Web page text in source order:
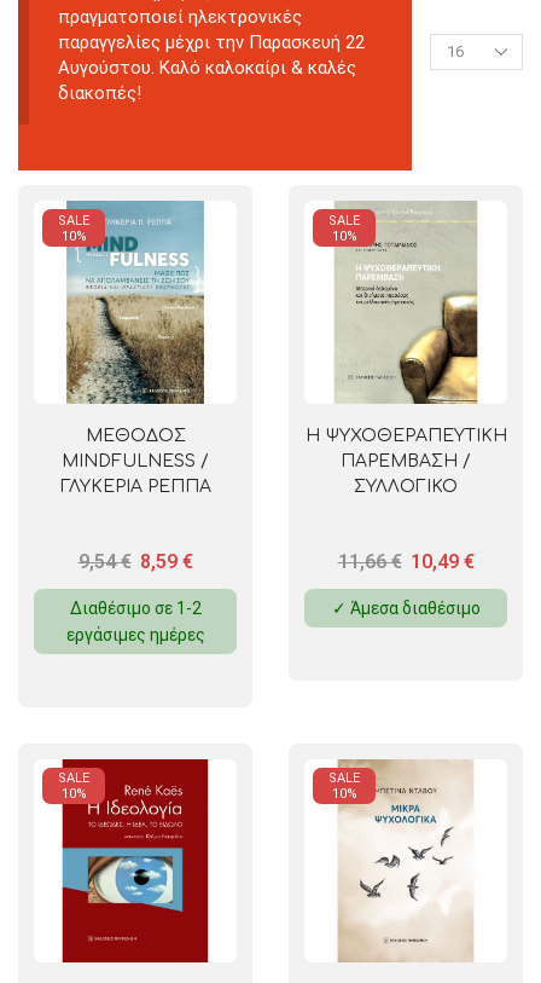
πραγματοποιεί ηλεκτρονικές
παραγγελίες μέχρι την Παρασκευή 22
Αυγούστου. Καλό καλοκαίρι & καλές
διακοπές!
SALE
10%
ΜΕΘΟΔΟΣ
MINDFULNESS /
ΓΛΥΚΕΡΙΑ ΡΕΠΠΑ
9,54€ 8,59 €
Διαθέσιμο σε 1-2
εργάσιμες ημέρες
SALE
10%
Η ΨΥΧΟΘΕΡΑΠΕΥΤΙΚΗ
ΠΑΡΕΜΒΑΣΗ /
ΣΥΛΛΟΓΙΚΟ
11,66€ 10,49 €
✓ Άμεσα διαθέσιμο
SALE
10%
SALE
10%